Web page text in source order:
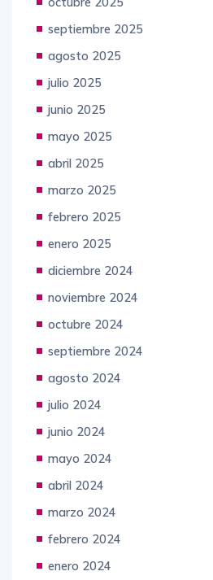
septiembre 2025
agosto 2025
julio 2025
junio 2025
mayo 2025
abril 2025
marzo 2025
febrero 2025
enero 2025
diciembre 2024
noviembre 2024
octubre 2024
septiembre 2024
agosto 2024
julio 2024
junio 2024
mayo 2024
abril 2024
marzo 2024
febrero 2024
enero 2024